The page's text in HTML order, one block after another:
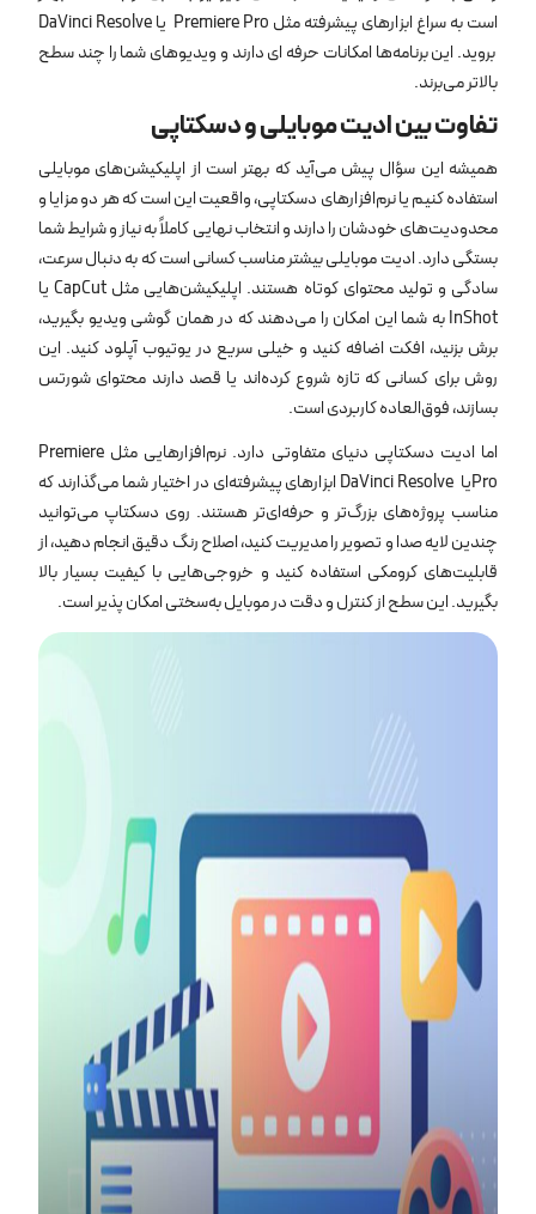
است به سراغ ابزارهای پیشرفته مثل Premiere Pro یا DaVinci Resolve
بروید. این برنامه‌ها امکانات حرفه ‌ای دارند و ویدیوهای شما را چند سطح
بالاتر می‌برند.
تفاوت بین ادیت موبایلی و دسکتاپی
همیشه این سؤال پیش می‌آید که بهتر است از اپلیکیشن‌های موبایلی
استفاده کنیم یا نرم‌افزارهای دسکتاپی، واقعیت این است که هر دو مزایا و
محدودیت‌های خودشان را دارند و انتخاب نهایی کاملاً به نیاز و شرایط شما
بستگی دارد. ادیت موبایلی بیشتر مناسب کسانی است که به دنبال سرعت،
سادگی و تولید محتوای کوتاه هستند. اپلیکیشن‌هایی مثل CapCut یا
InShot به شما این امکان را می‌دهند که در همان گوشی ویدیو بگیرید،
برش بزنید، افکت اضافه کنید و خیلی سریع در یوتیوب آپلود کنید. این
روش برای کسانی که تازه شروع کرده‌اند یا قصد دارند محتوای شورتس
بسازند، فوق‌العاده کاربردی است.
اما ادیت دسکتاپی دنیای متفاوتی دارد. نرم‌افزارهایی مثل Premiere
Proیا DaVinci Resolve ابزارهای پیشرفته‌ای در اختیار شما می‌گذارند که
مناسب پروژه‌های بزرگ‌تر و حرفه‌ای‌تر هستند. روی دسکتاپ می‌توانید
چندین لایه صدا و تصویر را مدیریت کنید، اصلاح رنگ دقیق انجام دهید، از
قابلیت‌های کرومکی استفاده کنید و خروجی‌هایی با کیفیت بسیار بالا
بگیرید. این سطح از کنترل و دقت در موبایل به‌سختی امکان ‌پذیر است.